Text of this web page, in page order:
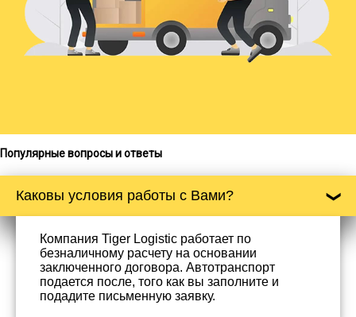
Популярные вопросы и ответы
Каковы условия работы с Вами?
Компания Tiger Logistic работает по
безналичному расчету на основании
заключенного договора. Автотранспорт
подается после, того как вы заполните и
подадите письменную заявку.